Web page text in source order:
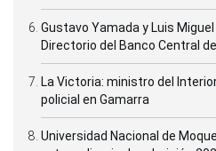
Gustavo Yamada y Luis
Directorio del Banco Central
La Victoria: ministro del
policial en Gamarra
Universidad Nacional de